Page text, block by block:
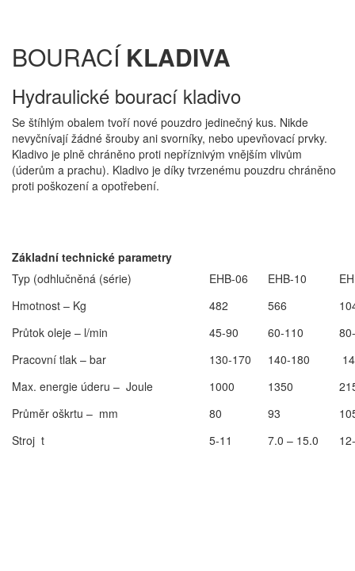
BOURACÍKLADIVA
Hydraulické bourací kladivo
Se štíhlým obalem tvoří nové pouzdro jedinečný kus. Nikde
nevyčnívají žádné šrouby ani svorníky, nebo upevňovací prvky.
Kladivo je plně chráněno proti nepříznivým vnějším vlivům
(úderům a prachu). Kladivo je díky tvrzenému pouzdru chráněno
proti poškození a opotřebení.
Základní technické parametry
Typ (odhlučněná (série)
EHB-06 EHB-10
Hmotnost – Kg
482 566
Průtok oleje – l/min
45-90 60-110
Pracovní tlak – bar
130-170 140-180
Max. energie úderu – Joule
1000 1350
Průměr oškrtu – mm
80 93
Stroj t
5-11 7.0 – 15.0